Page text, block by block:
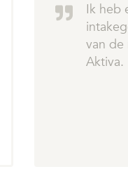
Ik heb
van de
Aktiva.